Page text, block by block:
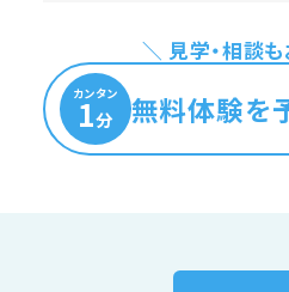
＼ 見学・相談
カンタン
1分 無料体験を